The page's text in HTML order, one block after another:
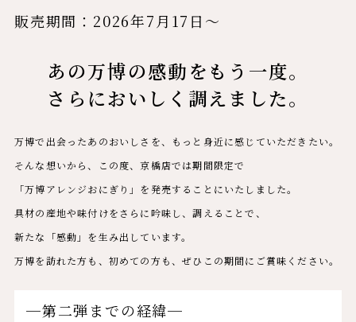
販売期間：2026年7月17日～
あの万博の感動をもう一度。
さらにおいしく調えました。
万博で出会ったあのおいしさを、もっと身近に感じていただきたい。
そんな想いから、この度、京橋店では期間限定で
「万博アレンジおにぎり」を発売することにいたしました。
具材の産地や味付けをさらに吟味し、調えることで、
新たな「感動」を生み出しています。
万博を訪れた方も、初めての方も、ぜひこの期間にご賞味ください。
─第二弾までの経緯─